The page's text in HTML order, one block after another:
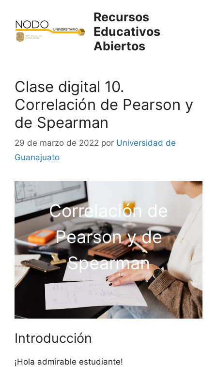
contenido
Recursos
Educativos
Abiertos
Clase digital 10.
Correlación de Pearson y
de Spearman
29 de marzo de 2022 por Universidad de
Guanajuato
Correlación de
Pearson y de
Spearman
Introducción
¡Hola admirable estudiante!